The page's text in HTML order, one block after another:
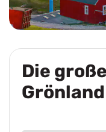
Die
Grönland